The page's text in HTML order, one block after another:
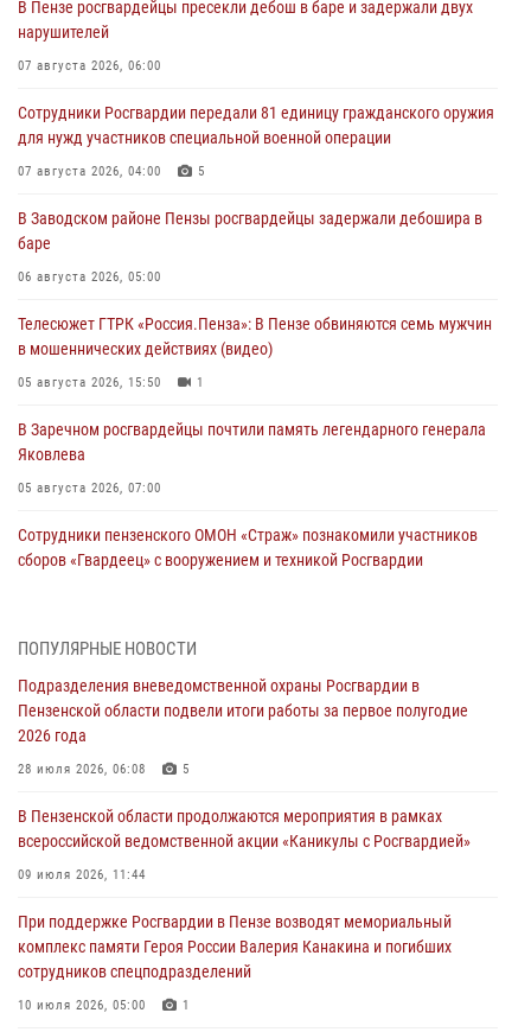
В Пензе росгвардейцы пресекли дебош в баре и задержали двух
нарушителей
07 августа 2026, 06:00
Сотрудники Росгвардии передали 81 единицу гражданского оружия
для нужд участников специальной военной операции
07 августа 2026, 04:00 5
В Заводском районе Пензы росгвардейцы задержали дебошира в
баре
06 августа 2026, 05:00
Телесюжет ГТРК «Россия.Пенза»: В Пензе обвиняются семь мужчин
в мошеннических действиях (видео)
05 августа 2026, 15:50 1
В Заречном росгвардейцы почтили память легендарного генерала
Яковлева
05 августа 2026, 07:00
Сотрудники пензенского ОМОН «Страж» познакомили участников
сборов «Гвардеец» с вооружением и техникой Росгвардии
В Пензе сотрудники Росгвардии оказали помощь
05 августа 2026, 04:00
В Пензе при силовой поддержке Росгвардии пресечена
деятельность ОПГ, маскировавшейся под реабилитационный центр
В Управлении Росгвардии по Пензенской области подвели итоги
04 августа 2026, 06:08
Росгвардия обеспечила безопасность праздничных мероприятий в
День ВДВ в Пензе
ПОПУЛЯРНЫЕ НОВОСТИ
Подразделения вневедомственной охраны Росгвардии в
Пензенской области подвели итоги работы за первое полугодие
2026 года
28 июля 2026, 06:08 5
В Пензенской области продолжаются мероприятия в рамках
всероссийской ведомственной акции «Каникулы с Росгвардией»
09 июля 2026, 11:44
При поддержке Росгвардии в Пензе возводят мемориальный
комплекс памяти Героя России Валерия Канакина и погибших
сотрудников спецподразделений
10 июля 2026, 05:00 1